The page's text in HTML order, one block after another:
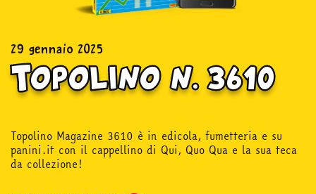
29 gennaio 2025
Topolino n. 3610
Topolino Magazine 3610 è in edicola, fumetteria e su
panini.it con il cappellino di Qui, Quo Qua e la sua teca
da collezione!